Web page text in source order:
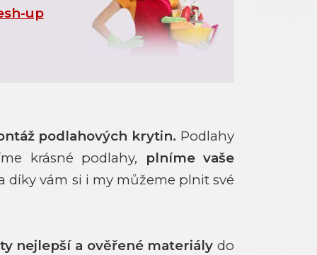
up
podlahových krytin. Podlahy
krásné podlahy,
plníme vaše
díky vám si i my můžeme plnit své
ty nejlepší a ověřené materiály do